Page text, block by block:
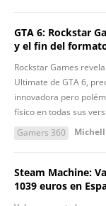
GTA 6: Rockstar
y el fin del
Rockstar Games
Ultimate de GTA 6,
innovadora pero
físico en todas sus
Gamers 360
Steam Machine:
1039 euros en